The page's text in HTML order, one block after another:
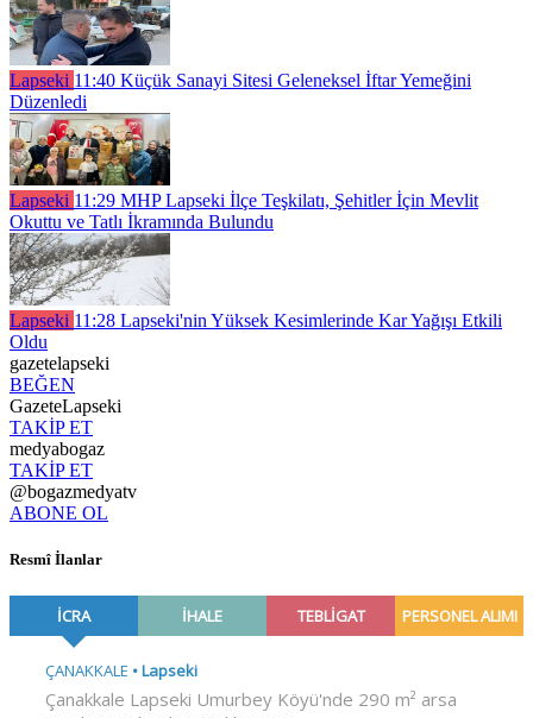
Lapseki 11:40 Küçük Sanayi Sitesi Geleneksel İftar Yemeğini
Düzenledi
Lapseki 11:29 MHP Lapseki İlçe Teşkilatı, Şehitler İçin Mevlit
Okuttu ve Tatlı İkramında Bulundu
Lapseki 11:28 Lapseki'nin Yüksek Kesimlerinde Kar Yağışı Etkili
Oldu
gazetelapseki
BEĞEN
GazeteLapseki
TAKİP ET
medyabogaz
TAKİP ET
@bogazmedyatv
ABONE OL
Resmî İlanlar